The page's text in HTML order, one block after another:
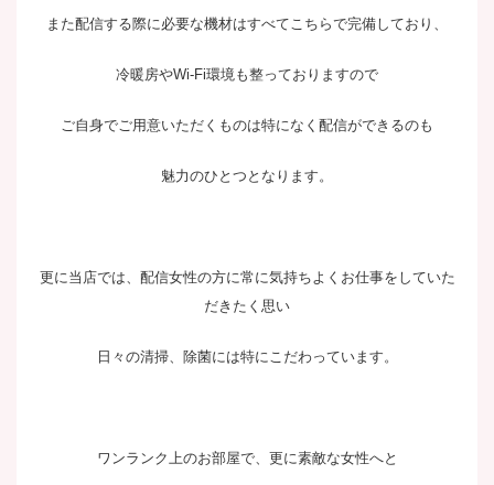
また配信する際に必要な機材はすべてこちらで完備しており、
冷暖房やWi-Fi環境も整っておりますので
ご自身でご用意いただくものは特になく配信ができるのも
魅力のひとつとなります。
更に当店では、配信女性の方に常に気持ちよくお仕事をしていた
だきたく思い
日々の清掃、除菌には特にこだわっています。
ワンランク上のお部屋で、更に素敵な女性へと